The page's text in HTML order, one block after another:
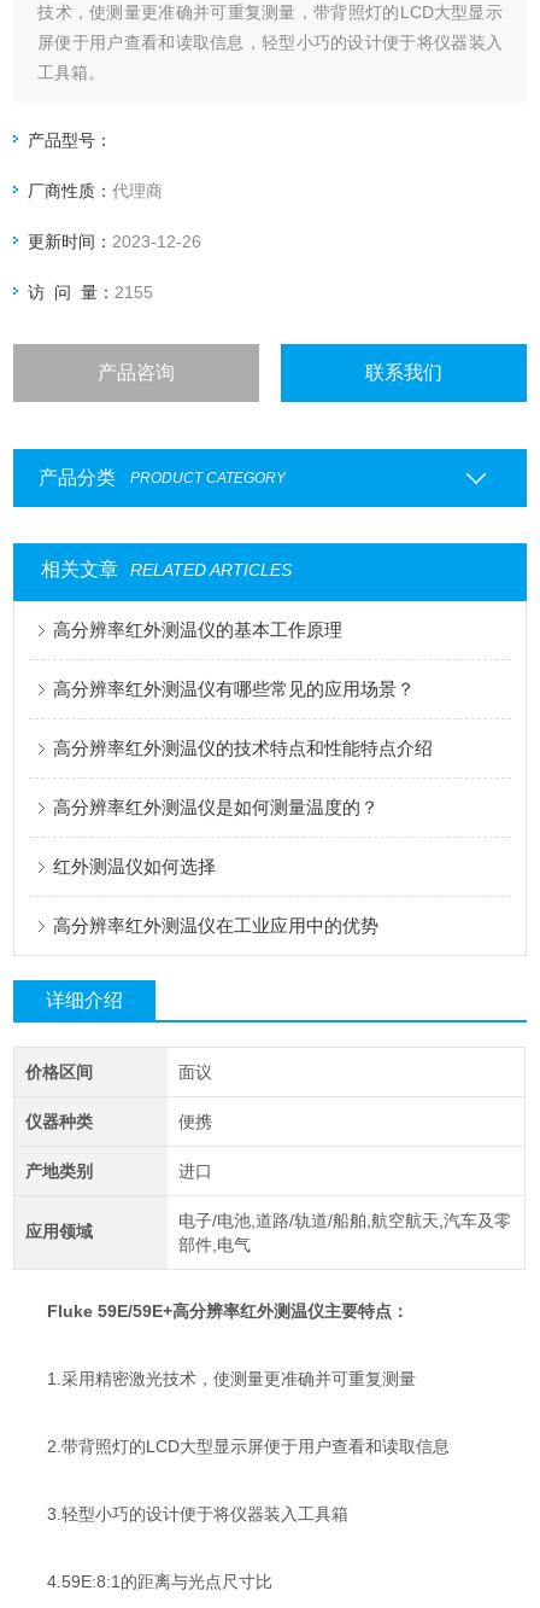
技术，使测量更准确并可重复测量，带背照灯的LCD大型显示
屏便于用户查看和读取信息，轻型小巧的设计便于将仪器装入
工具箱。
产品型号：
厂商性质：代理商
更新时间： 2023-12-26
访 问 量： 2155
产品咨询 联系我们
产品分类 PRODUCT CATEGORY
相关文章 RELATED ARTICLES
高分辨率红外测温仪的基本工作原理
高分辨率红外测温仪有哪些常见的应用场景？
高分辨率红外测温仪的技术特点和性能特点介绍
高分辨率红外测温仪是如何测量温度的？
红外测温仪如何选择
高分辨率红外测温仪在工业应用中的优势
详细介绍
价格区间 面议
仪器种类 便携
产地类别 进口
应用领域
电子/电池,道路/轨道/船舶,航空航天,汽车及零
部件,电气
Fluke 59E/59E+高分辨率红外测温仪主要特点：
1.采用精密激光技术，使测量更准确并可重复测量
2.带背照灯的LCD大型显示屏便于用户查看和读取信息
3.轻型小巧的设计便于将仪器装入工具箱
4.59E:8:1的距离与光点尺寸比